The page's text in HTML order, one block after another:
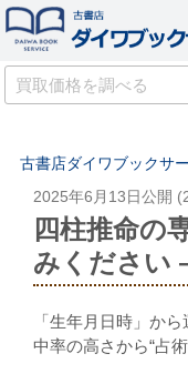
古書店ダイワブックサ
2025年6月13日公開 (
四柱推命の
みください
「生年月日時」か
中率の高さから“占